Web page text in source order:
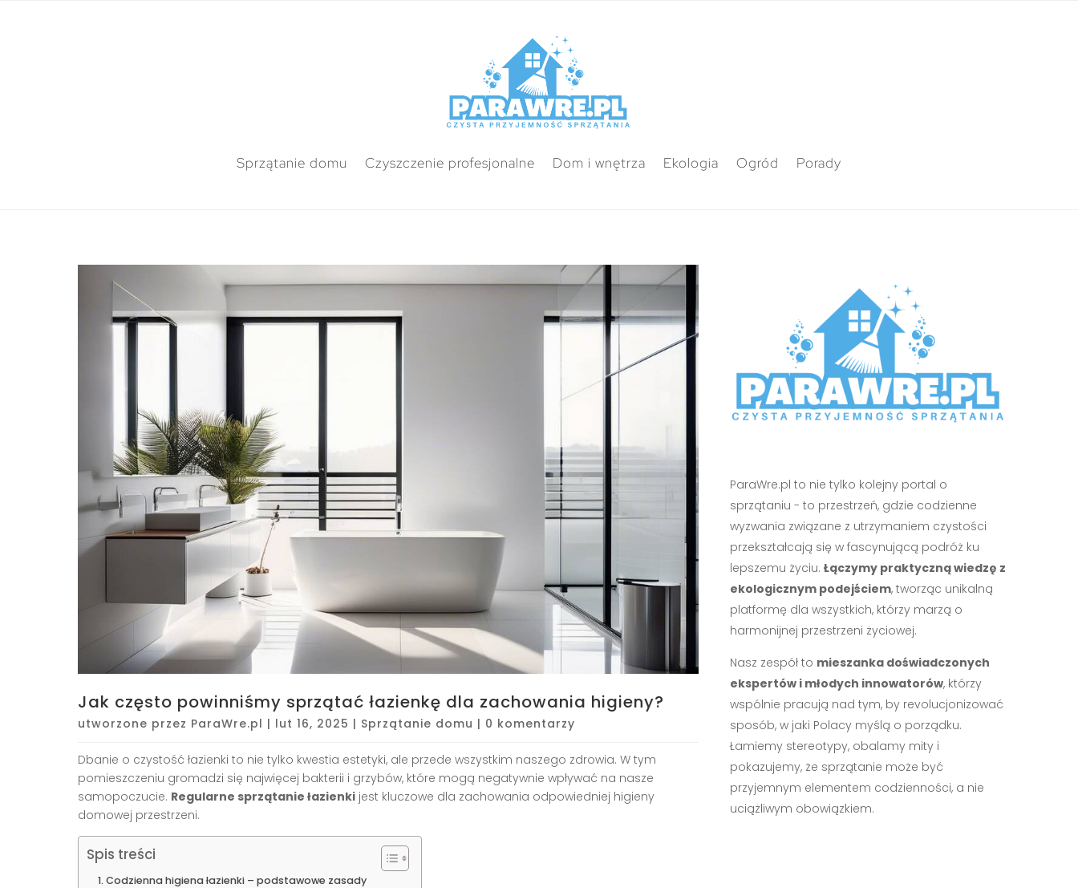
Sprzątanie domu Czyszczenie profesjonalne Dom i wnętrza Ekologia Ogród Porady
Jak często powinniśmy sprzątać łazienkę dla zachowania higieny?
utworzone przez ParaWre.pl | lut 16, 2025 | Sprzątanie domu | 0 komentarzy
Dbanie o czystość łazienki to nie tylko kwestia estetyki, ale przede wszystkim naszego zdrowia. W tym
pomieszczeniu gromadzi się najwięcej bakterii i grzybów, które mogą negatywnie wpływać na nasze
samopoczucie. Regularne sprzątanie łazienki jest kluczowe dla zachowania odpowiedniej higieny
domowej przestrzeni.
Spis treści
Codzienna higiena łazienki – podstawowe zasady
ParaWre.pl to nie tylko kolejny portal o
sprzątaniu - to przestrzeń, gdzie codzienne
wyzwania związane z utrzymaniem czystości
przekształcają się w fascynującą podróż ku
lepszemu życiu. Łączymy praktyczną wiedzę z
ekologicznym podejściem, tworząc unikalną
platformę dla wszystkich, którzy marzą o
harmonijnej przestrzeni życiowej.
Nasz zespół to mieszanka doświadczonych
ekspertów i młodych innowatorów, którzy
wspólnie pracują nad tym, by revolucjonizować
sposób, w jaki Polacy myślą o porządku.
Łamiemy stereotypy, obalamy mity i
pokazujemy, że sprzątanie może być
przyjemnym elementem codzienności, a nie
uciążliwym obowiązkiem.